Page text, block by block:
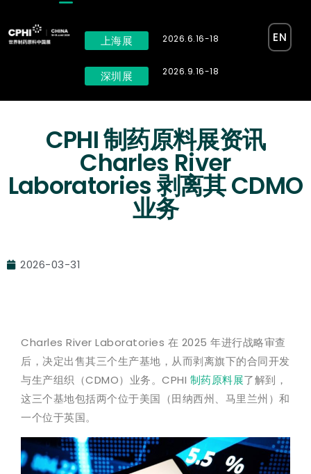
上海展
深圳展
2026.6.16-18
2026.9.16-18
EN
CPHI 制药原料展资讯
Charles River
Laboratories 剥离其 CDMO
业务
2026-03-31
Charles River Laboratories 在 2025 年进行战略审查
后，决定出售其三个生产基地，从而剥离旗下的合同开发
与生产组织（CDMO）业务。CPHI 制药原料展了解到，
这三个基地包括两个位于美国（田纳西州、马里兰州）和
一个位于英国。